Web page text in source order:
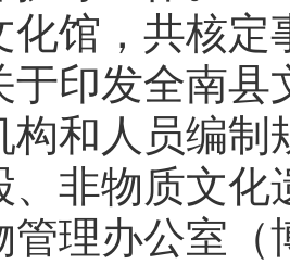
化馆，共核
于印发全南
构和人员编
、非物质文化
管理办公室（